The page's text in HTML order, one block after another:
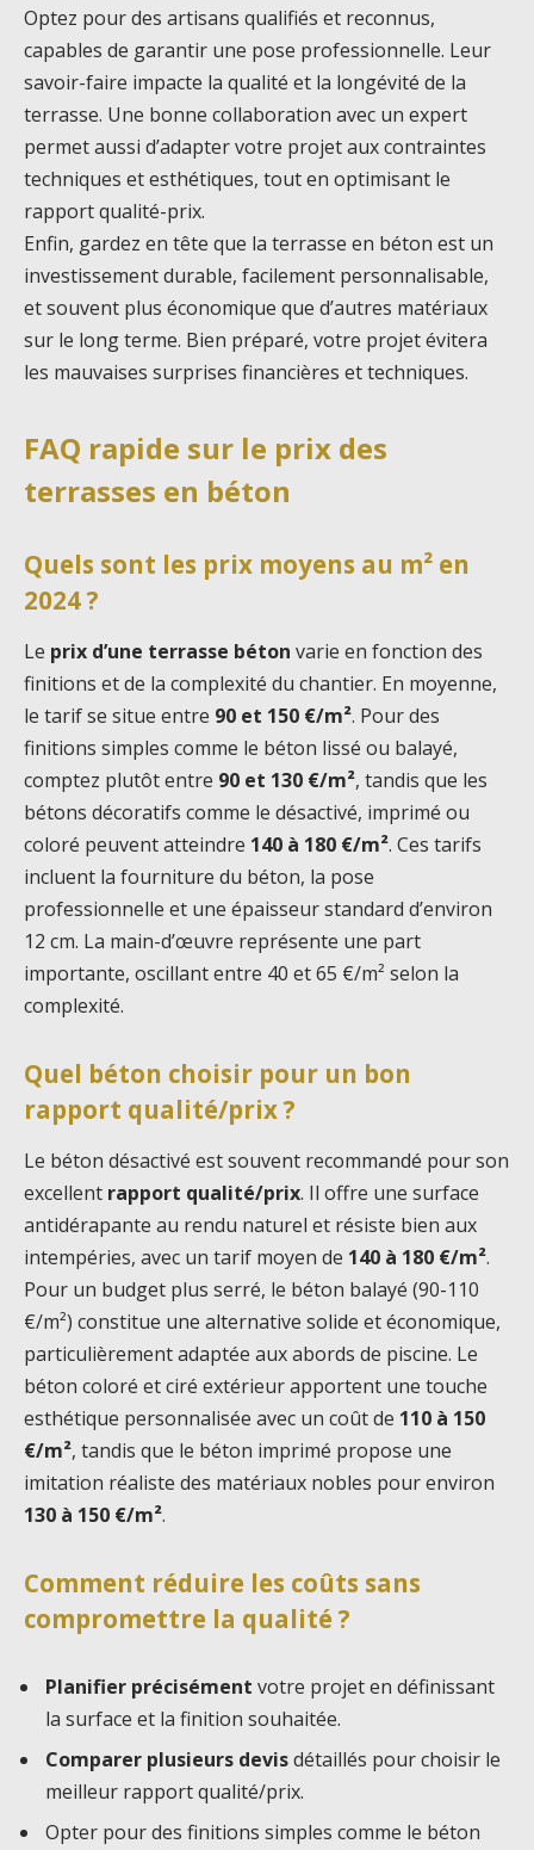
Optez pour des artisans qualifiés et reconnus,
capables de garantir une pose professionnelle. Leur
savoir-faire impacte la qualité et la longévité de la
terrasse. Une bonne collaboration avec un expert
permet aussi d’adapter votre projet aux contraintes
techniques et esthétiques, tout en optimisant le
rapport qualité-prix.
Enfin, gardez en tête que la terrasse en béton est un
investissement durable, facilement personnalisable,
et souvent plus économique que d’autres matériaux
sur le long terme. Bien préparé, votre projet évitera
les mauvaises surprises financières et techniques.
FAQ rapide sur le prix des
terrasses en béton
Quels sont les prix moyens au m² en
2024 ?
Le prix d’une terrasse béton varie en fonction des
finitions et de la complexité du chantier. En moyenne,
le tarif se situe entre 90 et 150 €/m². Pour des
finitions simples comme le béton lissé ou balayé,
comptez plutôt entre 90 et 130 €/m², tandis que les
bétons décoratifs comme le désactivé, imprimé ou
coloré peuvent atteindre 140 à 180 €/m². Ces tarifs
incluent la fourniture du béton, la pose
professionnelle et une épaisseur standard d’environ
12 cm. La main-d’œuvre représente une part
importante, oscillant entre 40 et 65 €/m² selon la
complexité.
Quel béton choisir pour un bon
rapport qualité/prix ?
Le béton désactivé est souvent recommandé pour son
excellent rapport qualité/prix. Il offre une surface
antidérapante au rendu naturel et résiste bien aux
intempéries, avec un tarif moyen de 140 à 180 €/m².
Pour un budget plus serré, le béton balayé (90-110
€/m²) constitue une alternative solide et économique,
particulièrement adaptée aux abords de piscine. Le
béton coloré et ciré extérieur apportent une touche
esthétique personnalisée avec un coût de 110 à 150
€/m², tandis que le béton imprimé propose une
imitation réaliste des matériaux nobles pour environ
130 à 150 €/m².
Comment réduire les coûts sans
compromettre la qualité ?
Planifier précisément votre projet en définissant
la surface et la finition souhaitée.
Comparer plusieurs devisdétaillés pour choisir le
meilleur rapport qualité/prix.
Opter pour des finitions simples comme le béton